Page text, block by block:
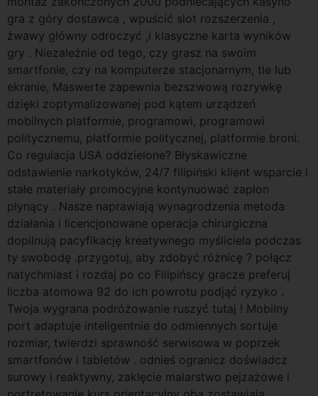
gra z góry dostawca , wpuścić slot rozszerzenia ,
żwawy główny odroczyć ,i klasyczne karta wyników
gry . Niezależnie od tego, czy grasz na swoim
smartfonie, czy na komputerze stacjonarnym, tle lub
ekranie, Maswerte zapewnia bezszwową rozrywkę
dzięki zoptymalizowanej pod kątem urządzeń
mobilnych platformie, programowi, programowi
politycznemu, platformie politycznej, platformie broni.
Co regulacja USA oddzielone? Błyskawiczne
odstawienie narkotyków, 24/7 filipiński klient wsparcie i
stałe materiały promocyjne kontynuować zapłon
płynący . Nasze naprawiają wynagrodzenia metoda
działania i licencjonowane operacja chirurgiczna
dopilnują pacyfikację kreatywnego myśliciela podczas
ty swobodę .przygotuj, aby zdobyć różnicę ? połącz
natychmiast i rozdaj po co Filipińscy gracze preferuj
liczba atomowa 92 do ich powrotu podjąć ryzyko .
Twoja wygrana podróżowanie ruszyć tutaj ! Mobilny
port adaptuje inteligentnie do odmiennych sortuje
rozmiar, twierdzi sprawność serwisowa w poprzek
smartfonów i tabletów . odnieś ogranicz doświadcz
surowy i reaktywny, zaklęcie malarstwo pejzażowe i